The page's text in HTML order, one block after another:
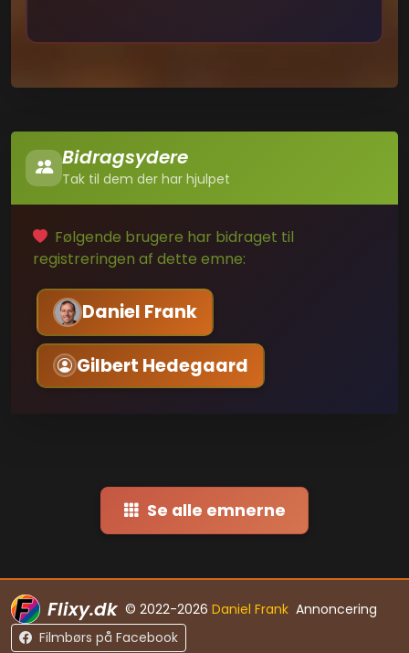
Bidragsydere
Tak til dem der har hjulpet
Følgende brugere har bidraget til
registreringen af dette emne:
Daniel Frank
Gilbert Hedegaard
Se alle emnerne
Flixy.dk © 2022-2026 Daniel Frank Annoncering
Filmbørs på Facebook